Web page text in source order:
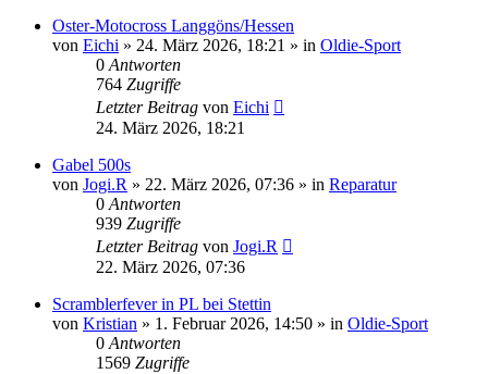
Oster-Motocross Langgöns/Hessen
von Eichi » 24. März 2026, 18:21 » in Oldie-Sport
0 Antworten
764 Zugriffe
Letzter Beitrag von Eichi
24. März 2026, 18:21
Gabel 500s
von Jogi.R » 22. März 2026, 07:36 » in Reparatur
0 Antworten
939 Zugriffe
Letzter Beitrag von Jogi.R
22. März 2026, 07:36
Scramblerfever in PL bei Stettin
von Kristian » 1. Februar 2026, 14:50 » in Oldie-Sport
0 Antworten
1569 Zugriffe